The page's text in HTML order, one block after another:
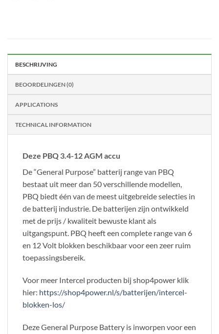
BESCHRIJVING
BEOORDELINGEN (0)
APPLICATIONS
TECHNICAL INFORMATION
Deze PBQ 3.4-12 AGM accu
De “General Purpose” batterij range van PBQ
bestaat uit meer dan 50 verschillende modellen,
PBQ biedt één van de meest uitgebreide selecties in
de batterij industrie. De batterijen zijn ontwikkeld
met de prijs / kwaliteit bewuste klant als
uitgangspunt. PBQ heeft een complete range van 6
en 12 Volt blokken beschikbaar voor een zeer ruim
toepassingsbereik.
Voor meer Intercel producten bij shop4power klik
hier: https://shop4power.nl/s/batterijen/intercel-
blokken-los/
Deze General Purpose Battery is inworpen voor een